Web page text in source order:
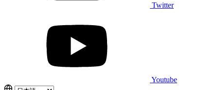
Twitter
Youtube